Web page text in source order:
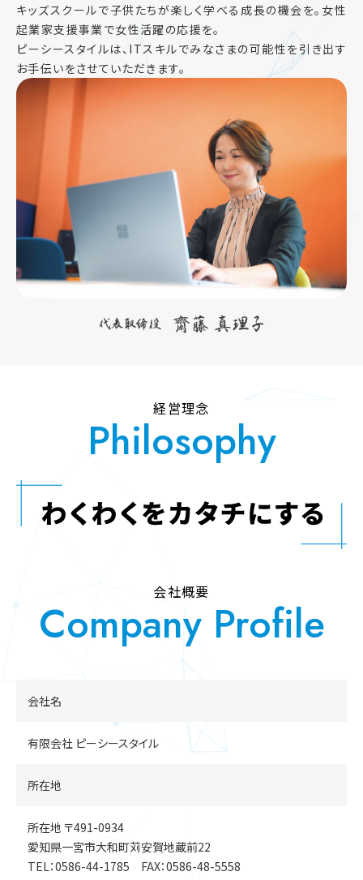
キッズスクールで子供たちが楽しく学べる成長の機会を。女性
起業家支援事業で女性活躍の応援を。
ピーシースタイルは、ITスキルでみなさまの可能性を引き出す
お手伝いをさせていただきます。
経営理念
Philosophy
会社概要
Company Profile
会社名
有限会社 ピーシースタイル
所在地
所在地 〒491-0934
愛知県一宮市大和町苅安賀地蔵前22
TEL：0586-44-1785 FAX：0586-48-5558